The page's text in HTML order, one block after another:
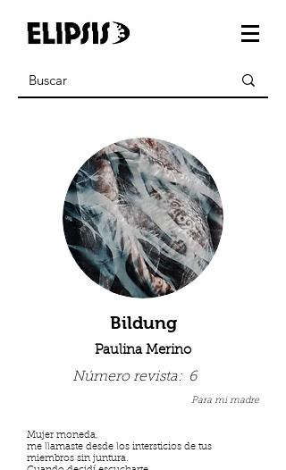
Bildung
Paulina Merino
Número revista: 6
Para mi madre
Mujer moneda,
me llamaste desde los intersticios de tus
miembros sin juntura.